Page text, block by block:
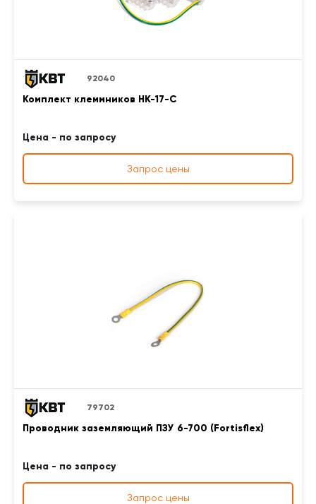
92040
Комплект клеммников НК-17-С
Цена - по запросу
Запрос цены
79702
Проводник заземляющий ПЗУ 6-700 (Fortisflex)
Цена - по запросу
Запрос цены